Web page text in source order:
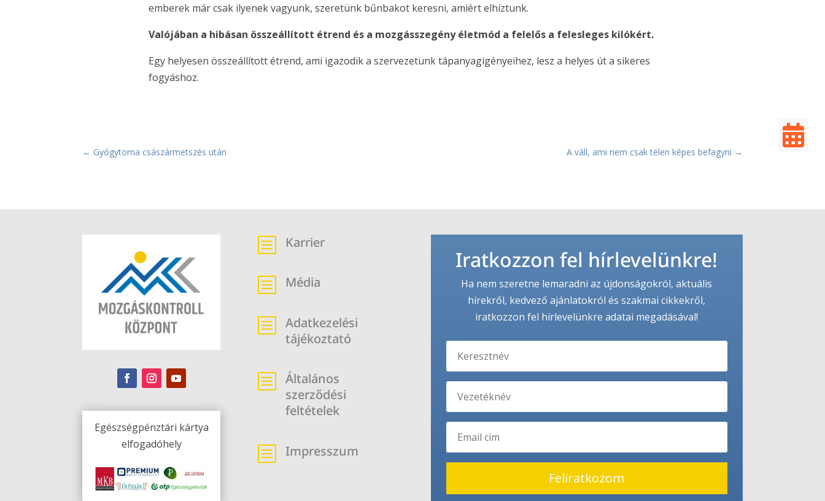
emberek már csak ilyenek vagyunk, szeretünk bűnbakot keresni, amiért elhíztunk.
Valójában a hibásan összeállított étrend és a mozgásszegény életmód a felelős a felesleges kilókért.
Egy helyesen összeállított étrend, ami igazodik a szervezetünk tápanyagigényeihez, lesz a helyes út a sikeres
fogyáshoz.
← Gyógytorna császármetszés után A váll, ami nem csak télen képes befagyni →
Egészségpénztári kártya
elfogadóhely
b Karrier
b Média
b
Adatkezelési
tájékoztató
b
Általános
szerződési
feltételek
b Impresszum
Iratkozzon fel hírlevelünkre!
Ha nem szeretne lemaradni az újdonságokról, aktuális
hírekről, kedvező ajánlatokról és szakmai cikkekről,
iratkozzon fel hírlevelünkre adatai megadásával!
Feliratkozom
